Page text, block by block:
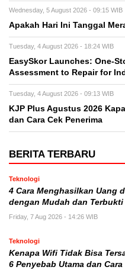
Wednesday, 5 August 2026 - 09:15 WIB
Apakah Hari Ini Tanggal
Tuesday, 4 August 2026 - 18:24 WIB
EasySkor Launches: One-
Assessment to Repair for
Tuesday, 4 August 2026 - 09:13 WIB
KJP Plus Agustus 2026
dan Cara Cek Penerima
BERITA TERBARU
Teknologi
4 Cara Menghasilkan Uang
dengan Mudah dan Terbukti
Friday, 7 Aug 2026 - 14:26 WIB
Teknologi
Kenapa Wifi Tidak Bisa
6 Penyebab Utama dan Cara